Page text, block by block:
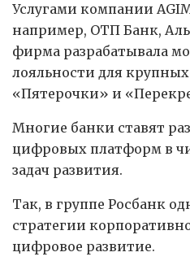
Услугами компании
например, ОТП Банк,
фирма разрабатывала
лояльности для
«Пятерочки» и
Многие банки ставят
цифровых платформ в
задач развития.
Так, в группе Росбанк
стратегии
цифровое развитие.